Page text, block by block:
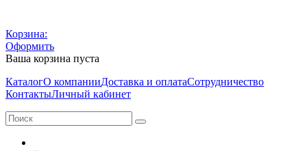
Корзина:
Оформить
Ваша корзина пуста
КаталогО компанииДоставка и оплатаСотрудничество
КонтактыЛичный кабинет